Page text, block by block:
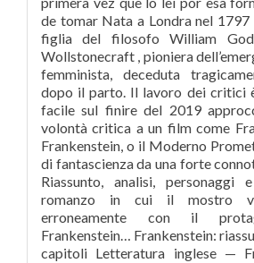
de tomar Nata a Londra nel 1797
figlia del filosofo William
Wollstonecraft , pioniera
femminista, deceduta
dopo il parto. Il lavoro dei critici
facile sul finire del 2019
volontà critica a un film come
Frankenstein, o il Moderno
di fantascienza da una forte
Riassunto, analisi, personaggi
romanzo in cui il mostro
erroneamente con il
Frankenstein… Frankenstein:
capitoli Letteratura inglese —